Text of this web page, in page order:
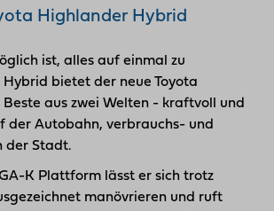
Highlander Hybrid
ist, alles auf einmal zu
Hybrid bietet der neue Toyota
aus zwei Welten - kraftvoll und
der Autobahn, verbrauchs- und
der Stadt.
K Plattform lässt er sich trotz
manövrieren und ruft